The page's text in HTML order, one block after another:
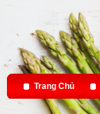
Trang Chủ